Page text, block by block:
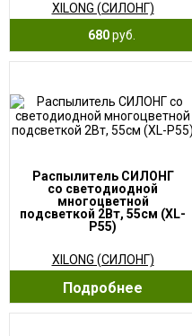
XILONG (СИЛОНГ)
680руб.
Распылитель СИЛОНГ
со светодиодной
многоцветной
подсветкой 2Вт, 55см (XL-
P55)
XILONG (СИЛОНГ)
Подробнее